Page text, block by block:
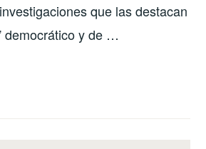
que las destacan
democrático y de …